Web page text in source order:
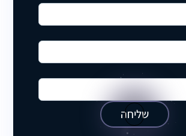
שליחה